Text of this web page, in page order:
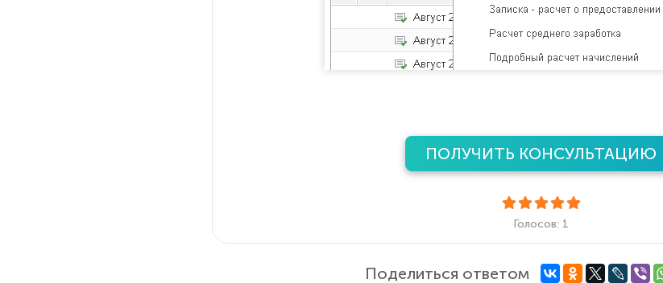
ПОЛУЧИТЬ КОНСУЛЬТАЦИЮ
Голосов: 1
Поделиться ответом